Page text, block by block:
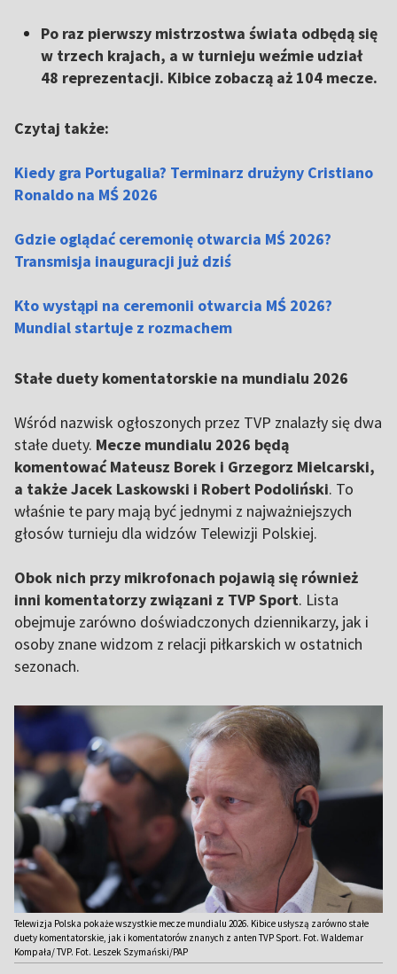
Po raz pierwszy mistrzostwa świata odbędą się
w trzech krajach, a w turnieju weźmie udział
48 reprezentacji. Kibice zobaczą aż 104 mecze.
Czytaj także:
Kiedy gra Portugalia? Terminarz drużyny Cristiano
Ronaldo na MŚ 2026
Gdzie oglądać ceremonię otwarcia MŚ 2026?
Transmisja inauguracji już dziś
Kto wystąpi na ceremonii otwarcia MŚ 2026?
Mundial startuje z rozmachem
Stałe duety komentatorskie na mundialu 2026
Wśród nazwisk ogłoszonych przez TVP znalazły się dwa
stałe duety. Mecze mundialu 2026 będą
komentować Mateusz Borek i Grzegorz Mielcarski,
a także Jacek Laskowski i Robert Podoliński. To
właśnie te pary mają być jednymi z najważniejszych
głosów turnieju dla widzów Telewizji Polskiej.
Obok nich przy mikrofonach pojawią się również
inni komentatorzy związani z TVP Sport. Lista
obejmuje zarówno doświadczonych dziennikarzy, jak i
osoby znane widzom z relacji piłkarskich w ostatnich
sezonach.
Telewizja Polska pokaże wszystkie mecze mundialu 2026. Kibice usłyszą zarówno stałe
duety komentatorskie, jak i komentatorów znanych z anten TVP Sport. Fot. Waldemar
Kompała/ TVP. Fot. Leszek Szymański/PAP